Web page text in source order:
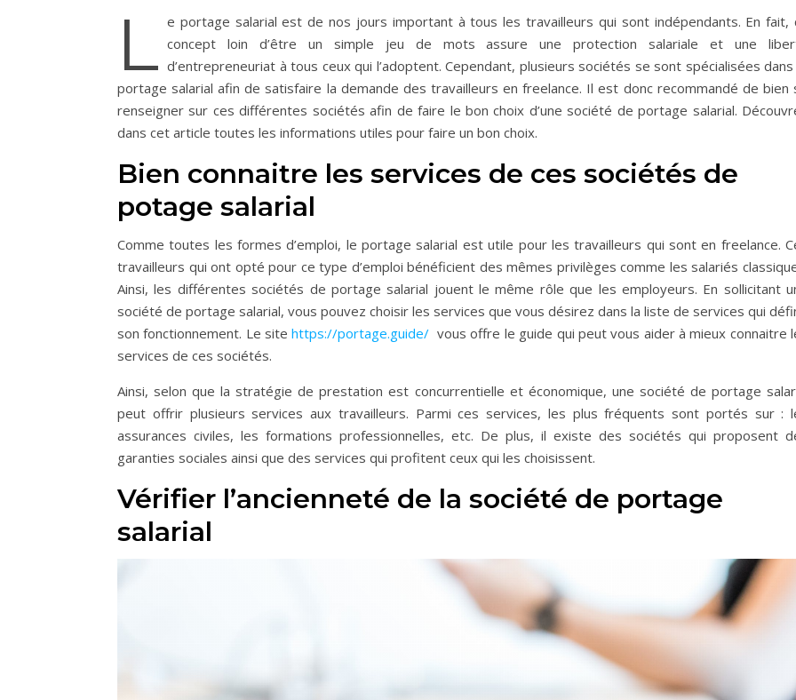
L e portage salarial est de nos jours important à tous les travailleurs qui sont indépendants. En fait,
concept loin d’être un simple jeu de mots assure une protection salariale et une
d’entrepreneuriat à tous ceux qui l’adoptent. Cependant, plusieurs sociétés se sont spécialisées
portage salarial afin de satisfaire la demande des travailleurs en freelance. Il est donc recommandé de bien
renseigner sur ces différentes sociétés afin de faire le bon choix d’une société de portage salarial.
dans cet article toutes les informations utiles pour faire un bon choix.
Bien connaitre les services de ces sociétés de
potage salarial
Comme toutes les formes d’emploi, le portage salarial est utile pour les travailleurs qui sont en freelance.
travailleurs qui ont opté pour ce type d’emploi bénéficient des mêmes privilèges comme les salariés
Ainsi, les différentes sociétés de portage salarial jouent le même rôle que les employeurs. En sollicitant
société de portage salarial, vous pouvez choisir les services que vous désirez dans la liste de services qui
son fonctionnement. Le sitehttps://portage.guide/ vous offre le guide qui peut vous aider à mieux connaitre
services de ces sociétés.
Ainsi, selon que la stratégie de prestation est concurrentielle et économique, une société de portage
peut offrir plusieurs services aux travailleurs. Parmi ces services, les plus fréquents sont portés sur :
assurances civiles, les formations professionnelles, etc. De plus, il existe des sociétés qui proposent
garanties sociales ainsi que des services qui profitent ceux qui les choisissent.
Vérifier l’ancienneté de la société de portage
salarial